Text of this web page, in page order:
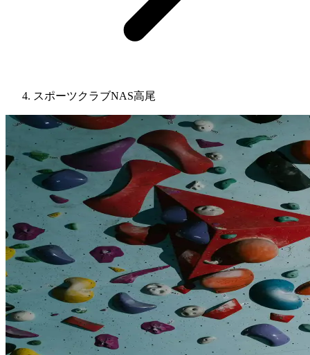
スポーツクラブNAS高尾